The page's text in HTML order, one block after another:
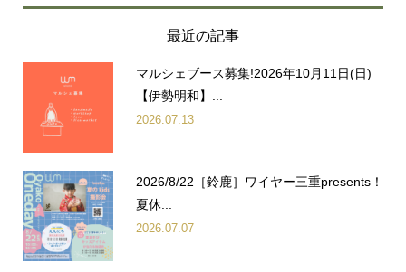
最近の記事
マルシェブース募集!2026年10月11日(日)
【伊勢明和】...
2026.07.13
2026/8/22［鈴鹿］ワイヤー三重presents！
夏休...
2026.07.07